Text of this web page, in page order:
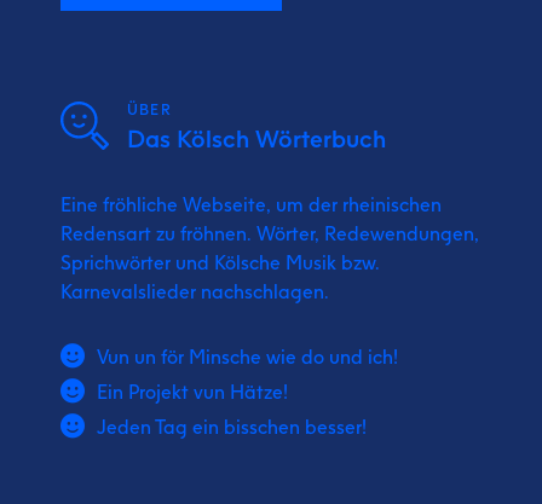
ÜBER
Das Kölsch Wörterbuch
Eine fröhliche Webseite, um der rheinischen
Redensart zu fröhnen. Wörter, Redewendungen,
Sprichwörter und Kölsche Musik bzw.
Karnevalslieder nachschlagen.
Vun un för Minsche wie do und ich!
Ein Projekt vun Hätze!
Jeden Tag ein bisschen besser!